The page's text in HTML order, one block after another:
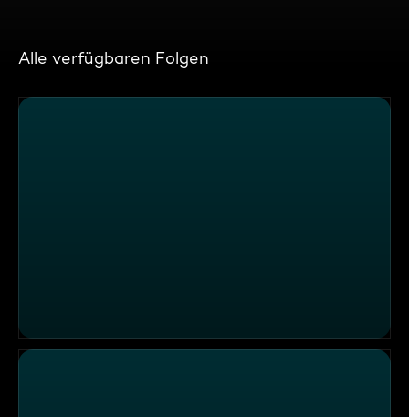
Alle verfügbaren Folgen
Familie Diekmeier (4)